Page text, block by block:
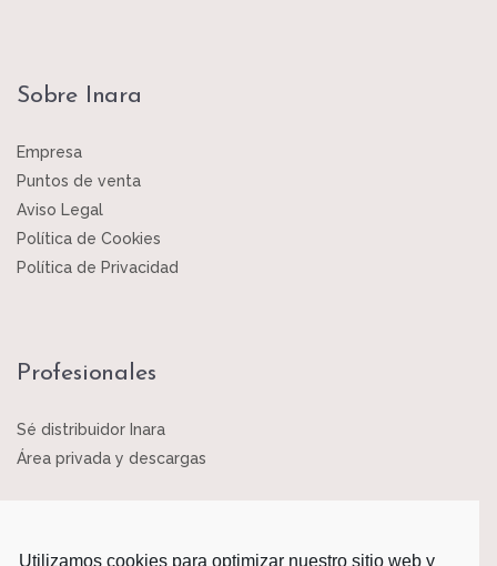
Sobre Inara
Empresa
Puntos de venta
Aviso Legal
Política de Cookies
Política de Privacidad
Profesionales
Sé distribuidor Inara
Área privada y descargas
Utilizamos cookies para optimizar nuestro sitio web y